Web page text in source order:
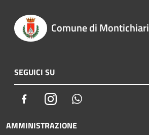
Comune di Montichiari
SEGUICI SU
FacebookInstagram
AMMINISTRAZIONE